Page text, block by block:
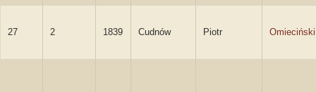
27 2 1839 Cudnów Piotr Omieciński